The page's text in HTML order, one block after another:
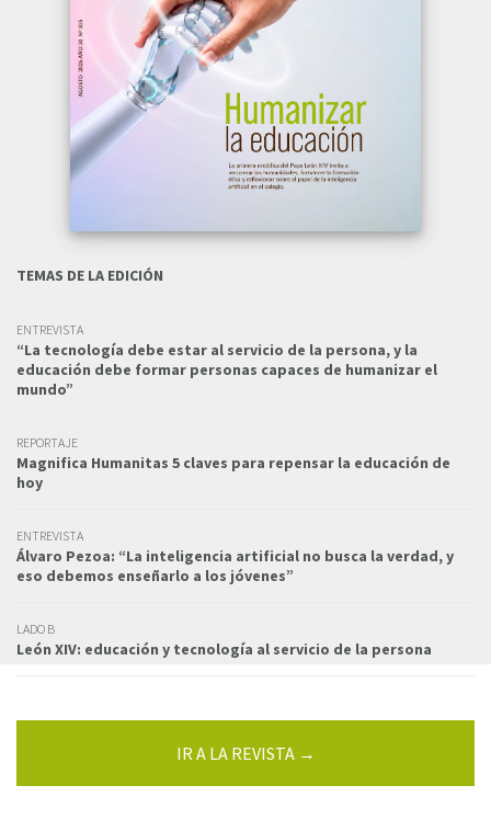
TEMAS DE LA EDICIÓN
ENTREVISTA
“La tecnología debe estar al servicio de la persona, y la
educación debe formar personas capaces de humanizar el
mundo”
REPORTAJE
Magnifica Humanitas 5 claves para repensar la educación de
hoy
ENTREVISTA
Álvaro Pezoa: “La inteligencia artificial no busca la verdad, y
eso debemos enseñarlo a los jóvenes”
LADO B
León XIV: educación y tecnología al servicio de la persona
IR A LA REVISTA →